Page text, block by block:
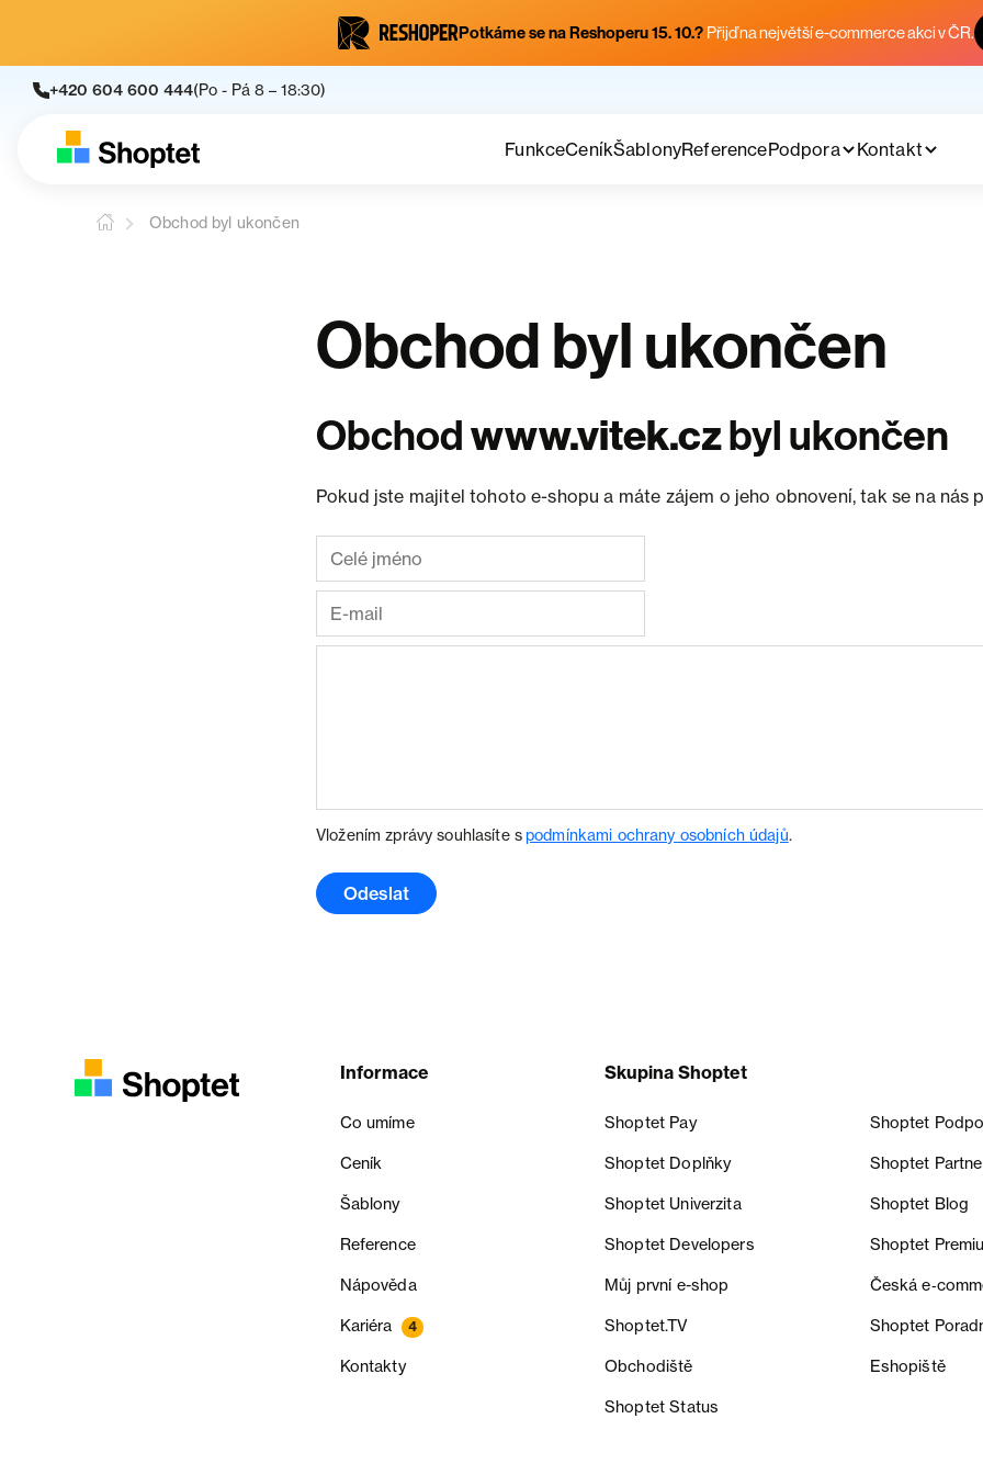
Potkáme se na Reshoperu 15. 10.? Přijď na největší e-commerce akci v ČR.
+420 604 600 444(Po - Pá 8 – 18:30)
FunkceCeníkŠablonyReferencePodpora Kontakt
Obchod byl ukončen
Obchod byl ukončen
Obchodwww.vitek.czbyl ukončen
Pokud jste majitel tohoto e-shopu a máte zájem o jeho obnovení, tak se na nás
Vložením zprávy souhlasíte spodmínkami ochrany osobních údajů.
Odeslat
Informace
Co umíme
Ceník
Šablony
Reference
Nápověda
Kariéra 4
Kontakty
Skupina Shoptet
Shoptet Pay Shoptet
Shoptet Doplňky Shoptet
Shoptet Univerzita Shoptet Blog
Shoptet Developers Shoptet
Můj první e-shop Česká
Shoptet.TV Shoptet
Obchodiště Eshopiště
Shoptet Status